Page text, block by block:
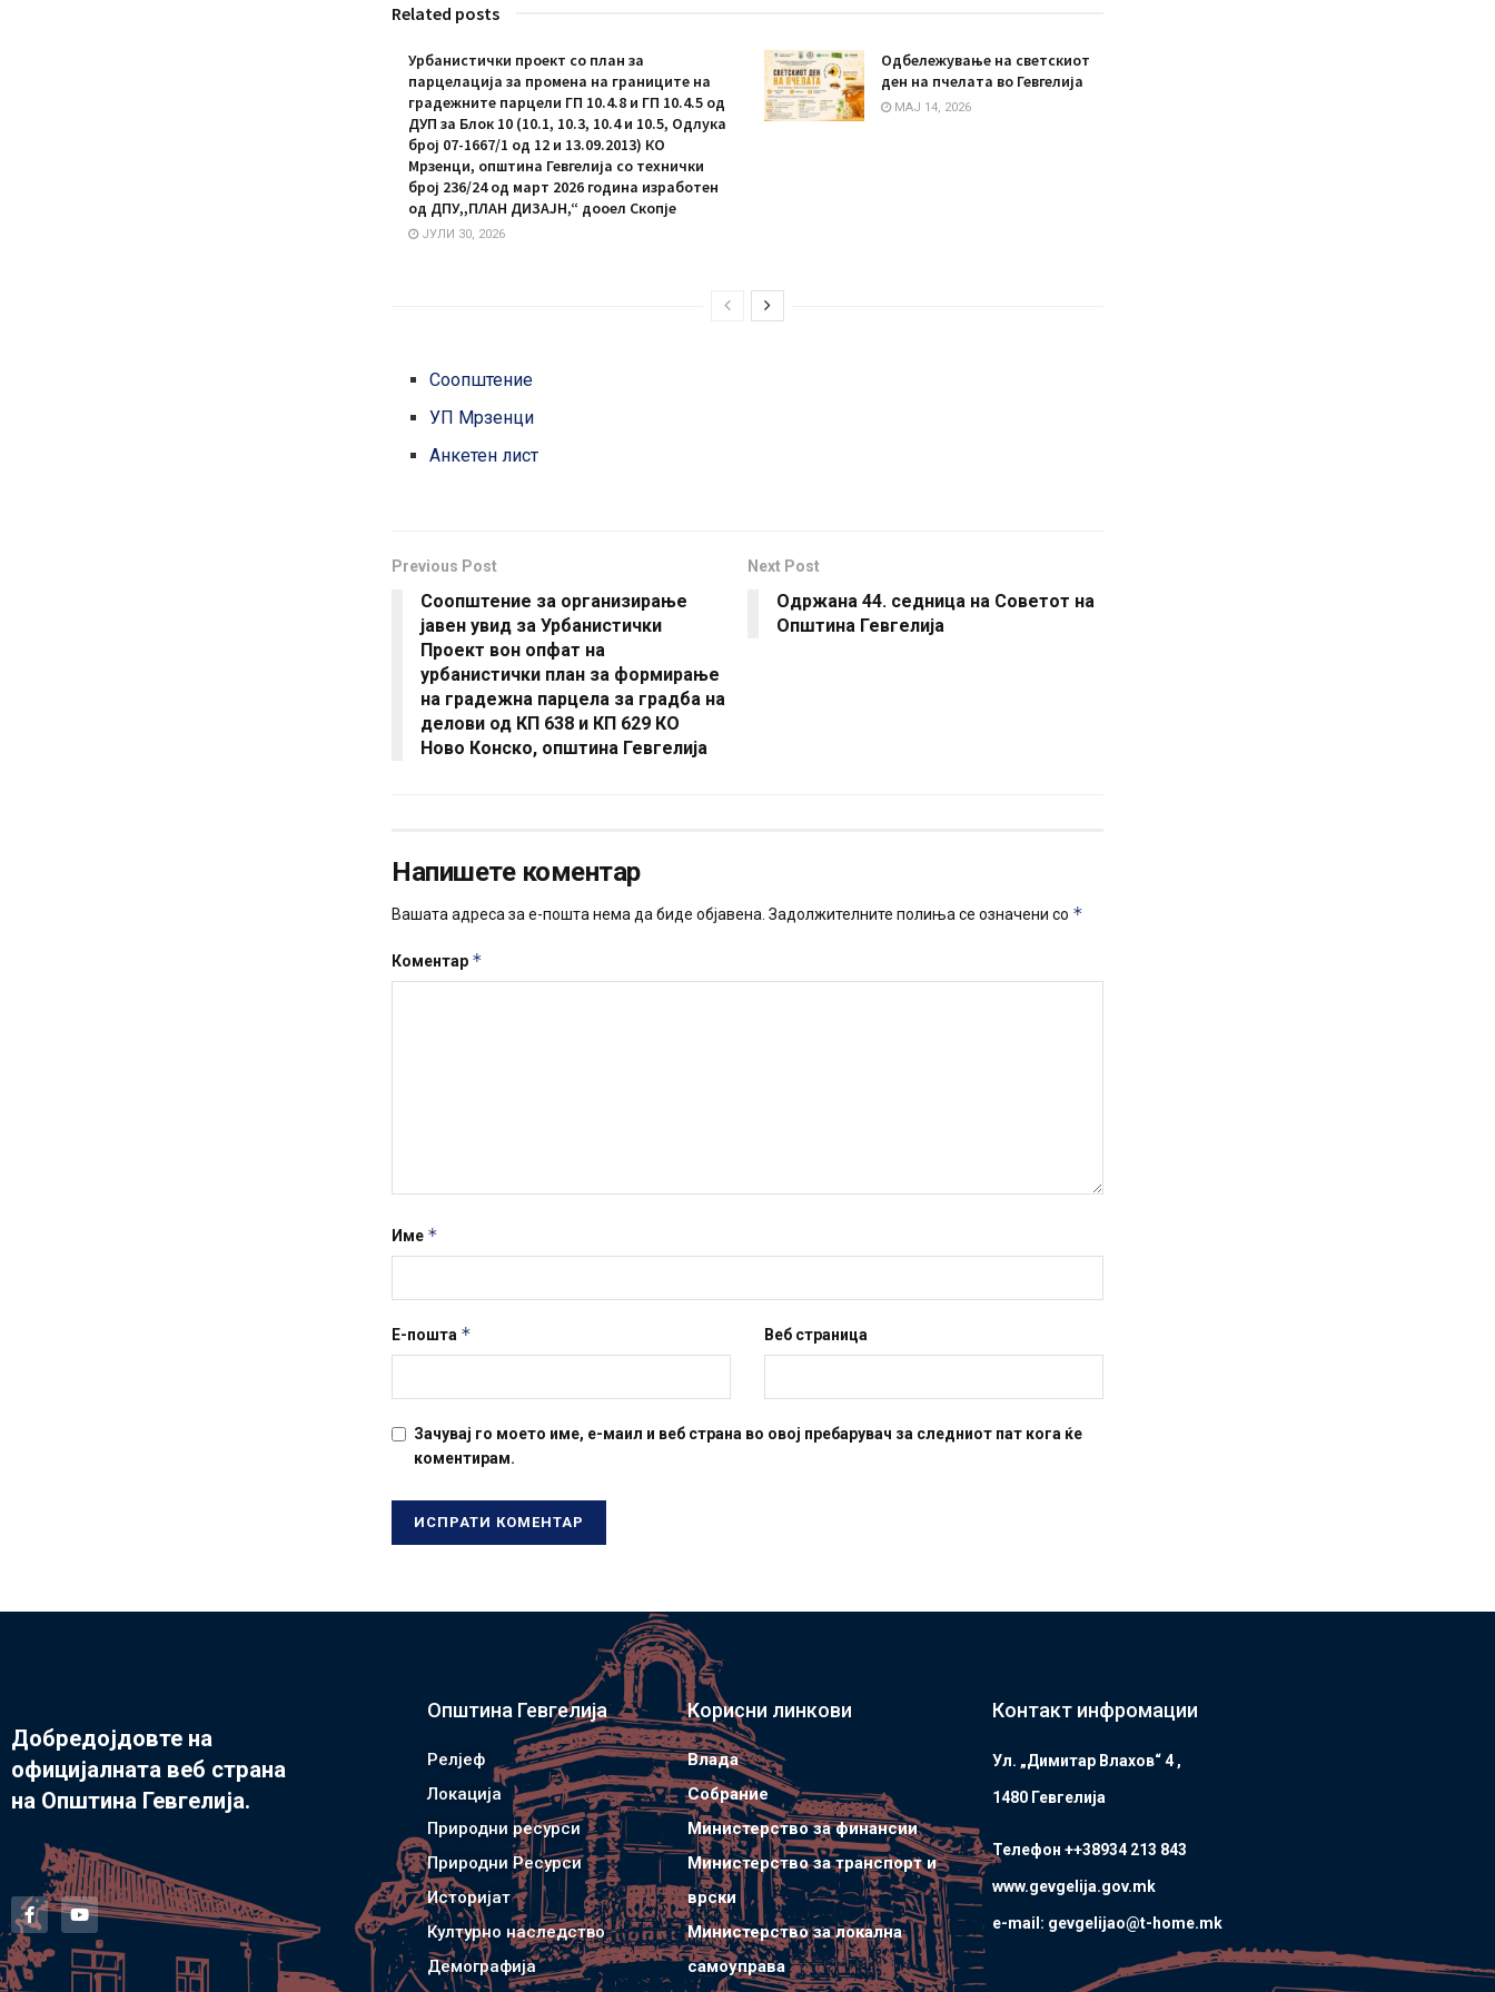
Related posts
Урбанистички проект со план за
парцелација за промена на границите на
градежните парцели ГП 10.4.8 и ГП 10.4.5 од
ДУП за Блок 10 (10.1, 10.3, 10.4 и 10.5, Одлука
број 07-1667/1 од 12 и 13.09.2013) КО
Мрзенци, општина Гевгелија со технички
број 236/24 од март 2026 година изработен
од ДПУ,,ПЛАН ДИЗАЈН,“ дооел Скопје
ЈУЛИ 30, 2026
Oдбележување на светскиот
ден на пчелата во Гевгелија
МАЈ 14, 2026
Соопштение
УП Мрзенци
Анкетен лист
Previous Post
Соопштение за организирање
јавен увид за Урбанистички
Проект вон опфат на
урбанистички план за формирање
на градежна парцела за градба на
делови од КП 638 и КП 629 КО
Ново Конско, општина Гевгелија
Next Post
Одржана 44. седница на Советот на
Општина Гевгелија
Напишете коментар
Вашата адреса за е-пошта нема да биде објавена. Задолжителните полиња се означени со *
Коментар *
Име *
Е-пошта * Веб страница
Зачувај го моето име, е-маил и веб страна во овој пребарувач за следниот пат кога ќе
коментирам.
Добредојдовте на
официјалната веб страна
на Општина Гевгелија.
Општина Гевгелија
Релјеф
Локација
Природни ресурси
Природни Ресурси
Историјат
Културно наследство
Демографија
Корисни линкови
Влада
Собрание
Министерство за финансии
Министерство за транспорт и
врски
Министерство за локална
самоуправа
Контакт инфромации
Ул. „Димитар Влахов“ 4 ,
1480 Гевгелијa
Телефон ++38934 213 843
www.gevgelija.gov.mk
e-mail: gevgelijao@t-home.mk